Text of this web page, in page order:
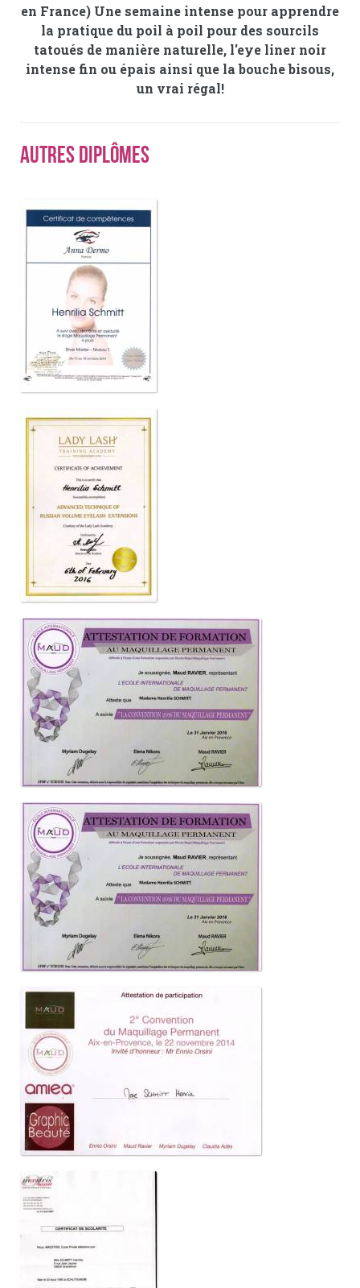
en France) Une semaine intense pour apprendre
la pratique du poil à poil pour des sourcils
tatoués de manière naturelle, l'eye liner noir
intense fin ou épais ainsi que la bouche bisous,
un vrai régal!
Autres diplômes